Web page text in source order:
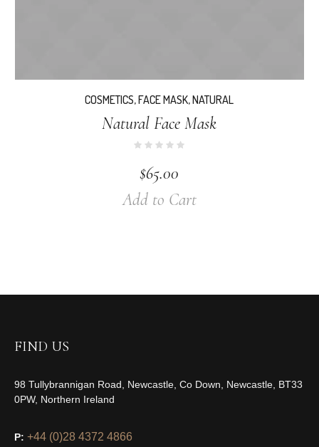
COSMETICS,FACE MASK,NATURAL
Natural Face Mask
$65.00
Add to Cart
FIND US
98 Tullybrannigan Road, Newcastle, Co Down, Newcastle, BT33
0PW, Northern Ireland
P: +44 (0)28 4372 4866